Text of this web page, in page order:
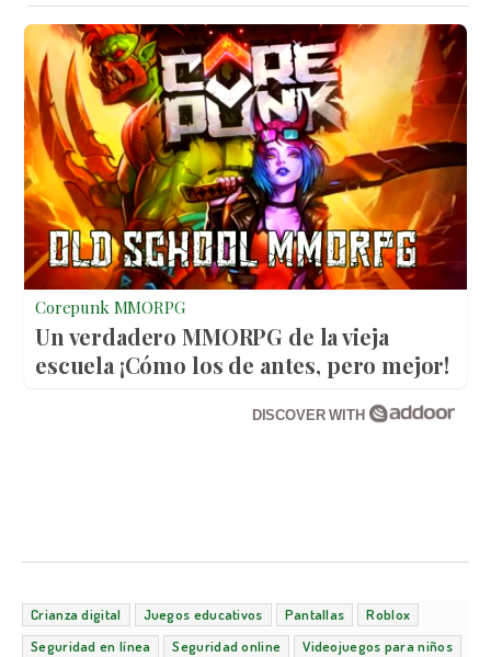
Corepunk MMORPG
Un verdadero MMORPG de la vieja
escuela ¡Cómo los de antes, pero mejor!
DISCOVER WITH
Crianza digital Juegos educativos Pantallas
Roblox
Seguridad en línea
Seguridad online Videojuegos para niños